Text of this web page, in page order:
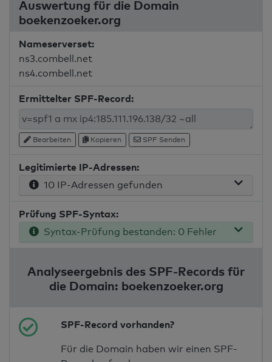
Auswertung für die Domain
boekenzoeker.org
Nameserverset:
ns3.combell.net
ns4.combell.net
Ermittelter SPF-Record:
Bearbeiten Kopieren SPF Senden
Legitimierte IP-Adressen:
10 IP-Adressen gefunden
Prüfung SPF-Syntax:
Syntax-Prüfung bestanden: 0 Fehler
Analyseergebnis des SPF-Records für
die Domain: boekenzoeker.org
SPF-Record vorhanden?
Für die Domain haben wir einen SPF-